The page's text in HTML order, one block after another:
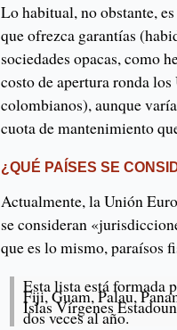
Lo habitual, no obstante,
que ofrezca garantías
sociedades opacas, como
costo de apertura ronda
colombianos), aunque
cuota de mantenimiento
¿QUÉ PAÍSES SE
Actualmente, la Unión
se consideran
que es lo mismo, paraísos
Esta lista está formada
Fiji, Guam, Palau,
Islas Vírgenes
dos veces al año.